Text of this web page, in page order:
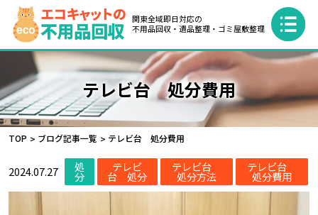
関東全域即日対応の
不用品回収・遺品整理・ゴミ屋敷整理
テレビ台 処分費用
TOP ブログ記事一覧 テレビ台 処分費用
2024.07.27 処
分
テレビ
台 処分
テレビ台
処分方法
テレビ台
処分費用